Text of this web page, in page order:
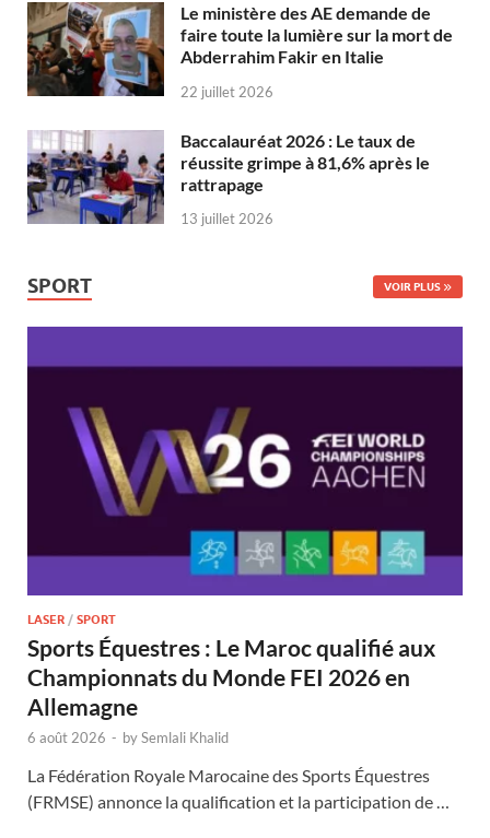
Le ministère des AE demande de
faire toute la lumière sur la mort de
Abderrahim Fakir en Italie
22 juillet 2026
Baccalauréat 2026 : Le taux de
réussite grimpe à 81,6% après le
rattrapage
13 juillet 2026
SPORT VOIR PLUS
LASER / SPORT
Sports Équestres : Le Maroc qualifié aux
Championnats du Monde FEI 2026 en
Allemagne
6 août 2026 - bySemlali Khalid
La Fédération Royale Marocaine des Sports Équestres
(FRMSE) annonce la qualification et la participation de …